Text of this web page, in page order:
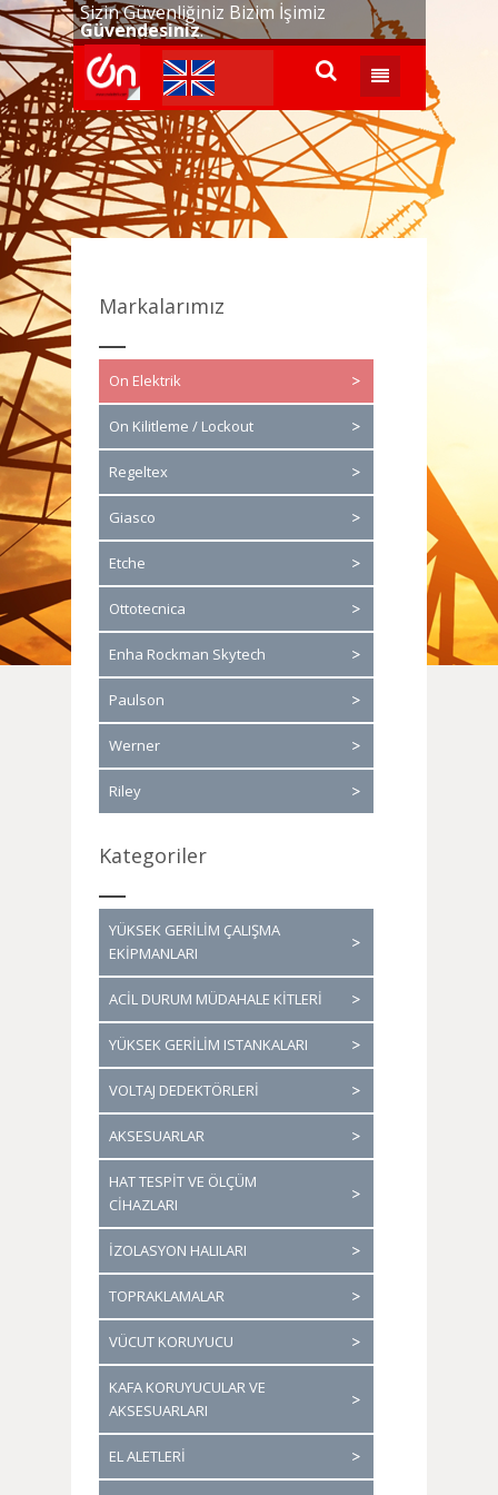
Sizin Güvenliğiniz Bizim İşimiz
Güvendesiniz.
Markalarımız
On Elektrik
On Kilitleme / Lockout
Regeltex
Giasco
Etche
Ottotecnica
Enha Rockman Skytech
Paulson
Werner
Riley
Kategoriler
YÜKSEK GERİLİM ÇALIŞMA
EKİPMANLARI
ACİL DURUM MÜDAHALE KİTLERİ
YÜKSEK GERİLİM ISTANKALARI
VOLTAJ DEDEKTÖRLERİ
AKSESUARLAR
HAT TESPİT VE ÖLÇÜM
CİHAZLARI
İZOLASYON HALILARI
TOPRAKLAMALAR
VÜCUT KORUYUCU
KAFA KORUYUCULAR VE
AKSESUARLARI
EL ALETLERİ